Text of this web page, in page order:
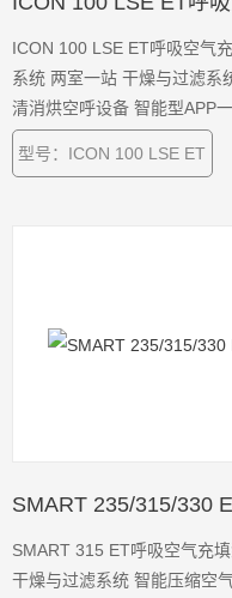
ICON 100 LSE ET呼吸空气充填泵 防爆充气箱 智能型呼
系统 两室一站 干燥与过滤系统 智能压缩空气质量在线检测系统 智能
清消烘空呼设备 智能型APP一体化充气平台 智能型呼吸空气充气系统
管理平台 车载供气系统 意大利COLTRI公司中国区代理商和技术服务
中心，直接从国外整机进口
型号：ICON 100 LSE ET
SMART 315 ET呼吸空气充填泵 智能型呼吸空气充气系统 两
干燥与过滤系统 智能压缩空气质量在线检测系统 智能清消烘空呼设备